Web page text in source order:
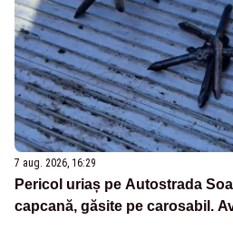
7 aug. 2026, 16:29
Pericol uriaș pe Autostrada
capcană, găsite pe carosabil.